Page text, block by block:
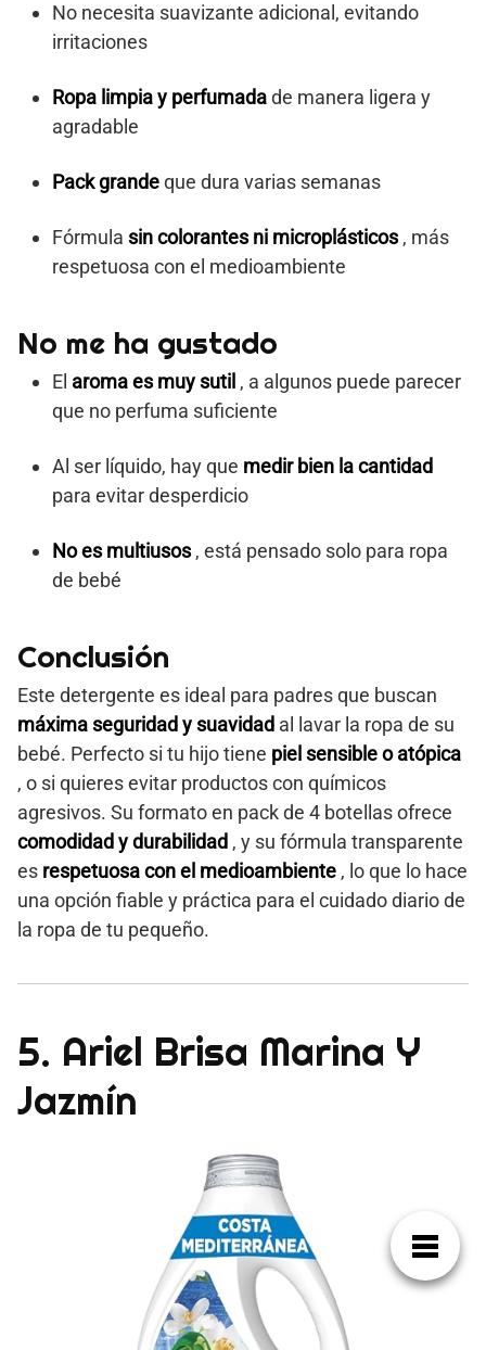
No necesita suavizante adicional, evitando
irritaciones
Ropa limpia y perfumadade manera ligera y
agradable
Pack grandeque dura varias semanas
Fórmula sin colorantes ni microplásticos, más
respetuosa con el medioambiente
No me ha gustado
El aroma es muy sutil , a algunos puede parecer
que no perfuma suficiente
Al ser líquido, hay que medir bien la cantidad
para evitar desperdicio
No es multiusos, está pensado solo para ropa
de bebé
Conclusión
Este detergente es ideal para padres que buscan
máxima seguridad y suavidad al lavar la ropa de su
bebé. Perfecto si tu hijo tiene piel sensible o atópica
, o si quieres evitar productos con químicos
agresivos. Su formato en pack de 4 botellas ofrece
comodidad y durabilidad , y su fórmula transparente
es respetuosa con el medioambiente , lo que lo hace
una opción fiable y práctica para el cuidado diario de
la ropa de tu pequeño.
5. Ariel Brisa Marina Y
Jazmín